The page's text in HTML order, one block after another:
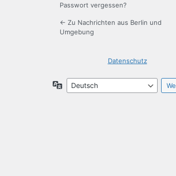
Passwort vergessen?
← Zu Nachrichten aus Berlin und
Umgebung
Datenschutz
Sprache